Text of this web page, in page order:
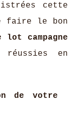
cette
faire le bon
lot campagne
réussies en
de votre